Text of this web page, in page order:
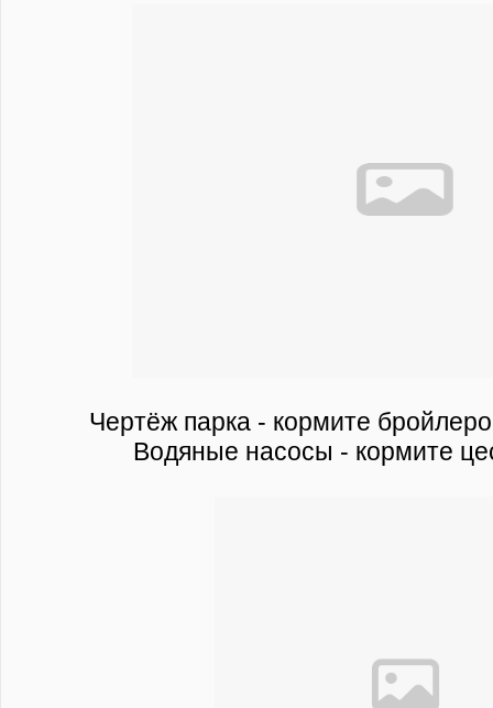
Чертёж парка - кормите
Водяные насосы - кормите